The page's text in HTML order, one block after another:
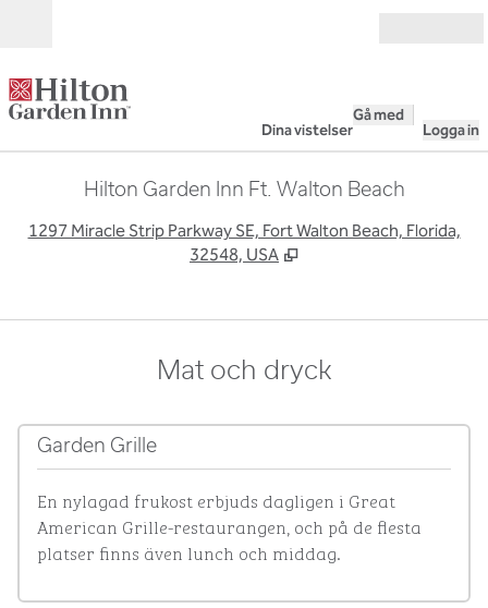
Dina vistelser
Gå med
Logga in
Hilton Garden Inn Ft. Walton Beach
1297 Miracle Strip Parkway SE, Fort Walton Beach, Florida,
32548, USA
Mat och dryck
Garden Grille
En nylagad frukost erbjuds dagligen i Great
American Grille-restaurangen, och på de flesta
platser finns även lunch och middag.